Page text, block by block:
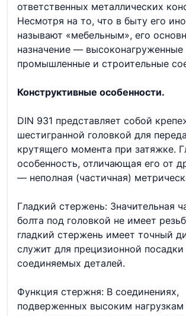
ответственных металлических
Несмотря на то, что в быту его
называют «мебельным», его
назначение — высоконагруженные
промышленные и строительные
Конструктивные особенности.
DIN 931 представляет собой
шестигранной головкой для
крутящего момента при затяжке.
особенность, отличающая его от
— неполная (частичная)
Гладкий стержень: Значительная
болта под головкой не имеет
гладкий стержень имеет точный
служит для прецизионной посадки
соединяемых деталей.
Функция стержня: В соединениях,
подверженных высоким нагрузкам